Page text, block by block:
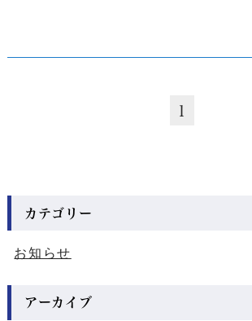
1
カテゴリー
お知らせ
アーカイブ